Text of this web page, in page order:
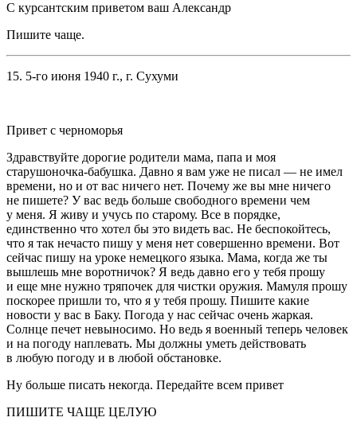
С курсантским приветом ваш Александр
Пишите чаще.
15. 5-го июня 1940 г., г. Сухуми
Привет с черноморья
Здравствуйте дорогие родители мама, папа и моя
старушоночка-бабушка. Давно я вам уже не писал — не имел
времени, но и от вас ничего нет. Почему же вы мне ничего
не пишете? У вас ведь больше свободного времени чем
у меня. Я живу и учусь по старому. Все в порядке,
единственно что хотел бы это видеть вас. Не беспокойтесь,
что я так нечасто пишу у меня нет совершенно времени. Вот
сейчас пишу на уроке немецкого языка. Мама, когда же ты
вышлешь мне воротничок? Я ведь давно его у тебя прошу
и еще мне нужно тряпочек для чистки оружия. Мамуля прошу
поскорее пришли то, что я у тебя прошу. Пишите какие
новости у вас в Баку. Погода у нас сейчас очень жаркая.
Солнце печет невыносимо. Но ведь я военный теперь человек
и на погоду наплевать. Мы должны уметь действовать
в любую погоду и в любой обстановке.
Ну больше писать некогда. Передайте всем привет
ПИШИТЕ ЧАЩЕ ЦЕЛУЮ